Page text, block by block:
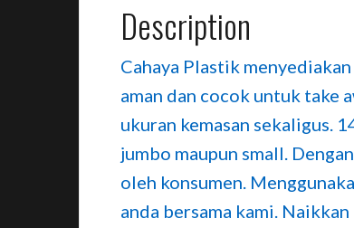
Description
Cahaya Plastik
aman dan cocok untuk take
ukuran kemasan sekaligus.
jumbo maupun small.
oleh konsumen.
anda bersama kami.